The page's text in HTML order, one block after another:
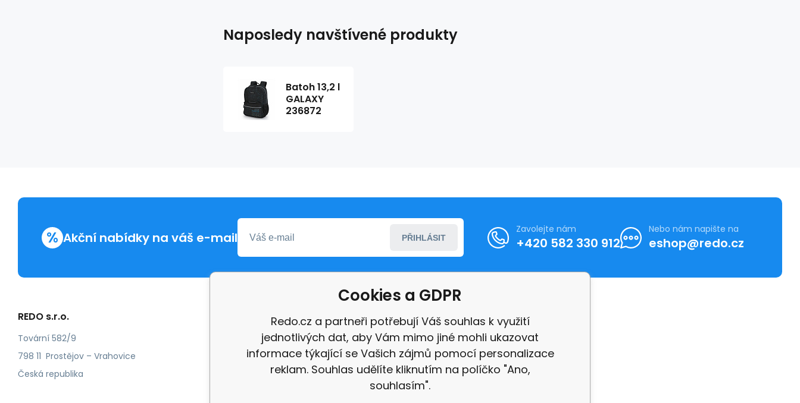
Naposledy navštívené produkty
Batoh 13,2 l
GALAXY
236872
% Akční nabídky na váš e-mail PŘIHLÁSIT
Zavolejte nám
+420 582 330 912
Nebo nám napište na
eshop@redo.cz
REDO s.r.o.
Tovární 582/9
798 11 Prostějov – Vrahovice
Česká republika
Další informace
Reklamace
Recenze
Cookies a GDPR
Redo.cz a partneři potřebují Váš souhlas k využití
jednotlivých dat, aby Vám mimo jiné mohli ukazovat
informace týkající se Vašich zájmů pomocí personalizace
reklam. Souhlas udělíte kliknutím na políčko "Ano,
souhlasím".